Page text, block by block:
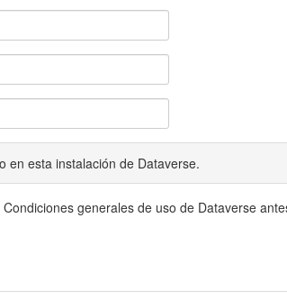
en esta instalación de Dataverse.
generales de uso de Dataverse